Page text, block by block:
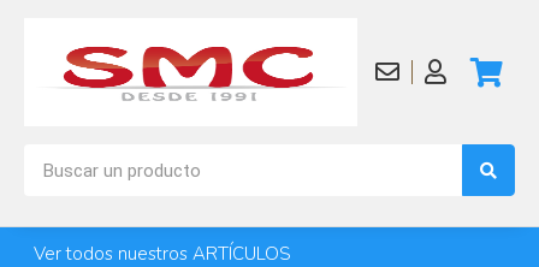
Ver todos nuestros ARTÍCULOS